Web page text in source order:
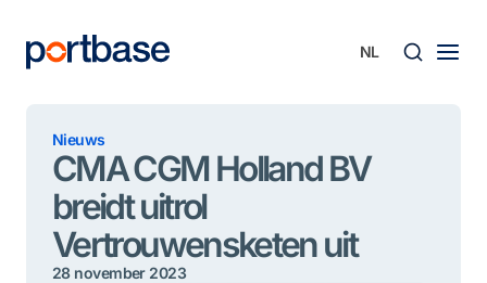
inhoud
Nieuws
CMA CGM Holland BV
breidt uitrol
Vertrouwensketen uit
28 november 2023